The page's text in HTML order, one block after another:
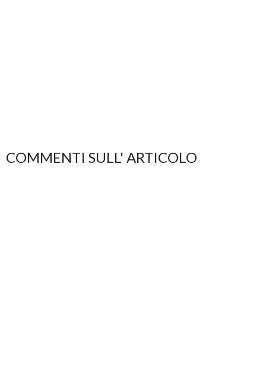
COMMENTI SULL' ARTICOLO